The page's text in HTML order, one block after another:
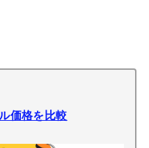
価格を比較